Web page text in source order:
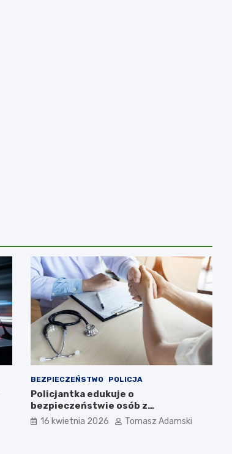
BEZPIECZEŃSTWO POLICJA
Policjantka edukuje o
bezpieczeństwie osób z
niepełnosprawnościami w Golubiu-
16 kwietnia 2026 Tomasz Adamski